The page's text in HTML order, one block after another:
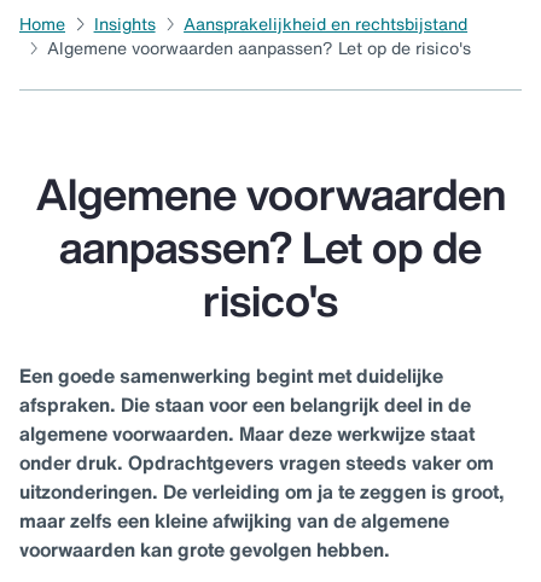
Home Insights
Aansprakelijkheid en rechtsbijstand
Algemene voorwaarden aanpassen? Let op de risico's
Algemene voorwaarden
aanpassen? Let op de
risico's
Een goede samenwerking begint met duidelijke
afspraken. Die staan voor een belangrijk deel in de
algemene voorwaarden. Maar deze werkwijze staat
onder druk. Opdrachtgevers vragen steeds vaker om
uitzonderingen. De verleiding om ja te zeggen is groot,
maar zelfs een kleine afwijking van de algemene
voorwaarden kan grote gevolgen hebben.